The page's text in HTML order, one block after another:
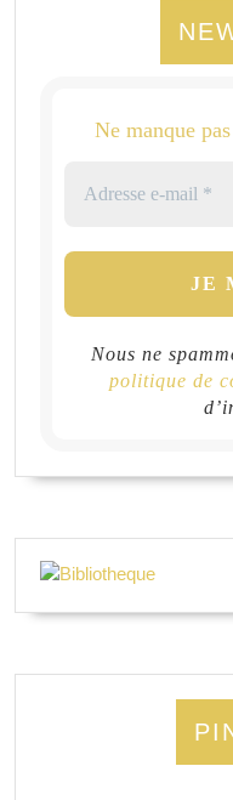
Ne manque
Nous ne
politique de